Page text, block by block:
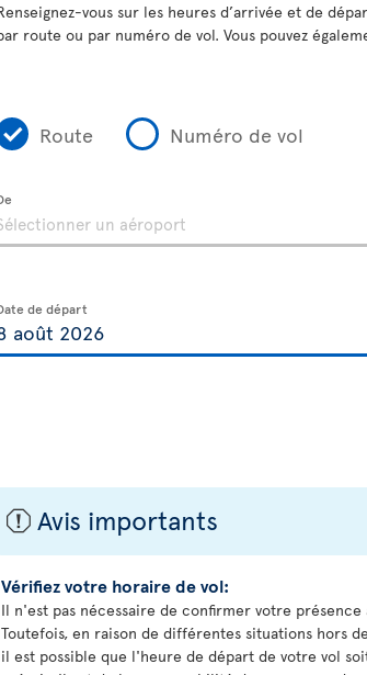
vous sur les heures d’arrivée et de
route ou par numéro de vol. Vous pouvez
Route Numéro de vol
de départ
ü Avis importants
Vérifiez votre horaire de vol:
Il n'est pas nécessaire de confirmer votre présence
Toutefois, en raison de différentes situations hors
il est possible que l'heure de départ de votre vol